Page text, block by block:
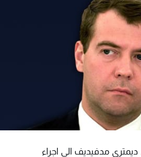
مدفيديف الى اجراء
ناس
فن
رياضة